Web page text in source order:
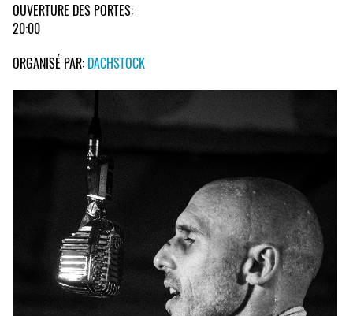
OUVERTURE DES PORTES:
20:00
ORGANISÉ PAR: DACHSTOCK